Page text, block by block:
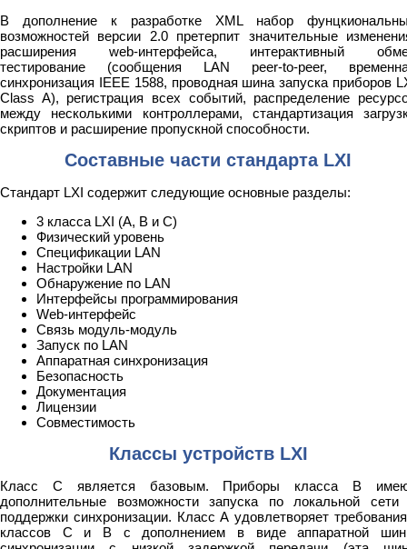
В дополнение к разработке XML набор
возможностей версии 2.0 претерпит значительные
расширения web-интерфейса, интерактивный
тестирование (сообщения LAN peer-to-peer,
синхронизация IEEE 1588, проводная шина запуска приборов
Class A), регистрация всех событий, распределение
между несколькими контроллерами, стандартизация
скриптов и расширение пропускной способности.
Cоставные части стандарта LXI
Стандарт LXI содержит следующие основные разделы:
3 класса LXI (A, B и C)
Физический уровень
Спецификации LAN
Настройки LAN
Обнаружение по LAN
Интерфейсы программирования
Web-интерфейс
Связь модуль-модуль
Запуск по LAN
Аппаратная синхронизация
Безопасность
Документация
Лицензии
Cовместимость
Классы устройств LXI
Класс С является базовым. Приборы класса В
дополнительные возможности запуска по локальной сети
поддержки синхронизации. Класс А удовлетворяет
классов С и В с дополнением в виде аппаратной